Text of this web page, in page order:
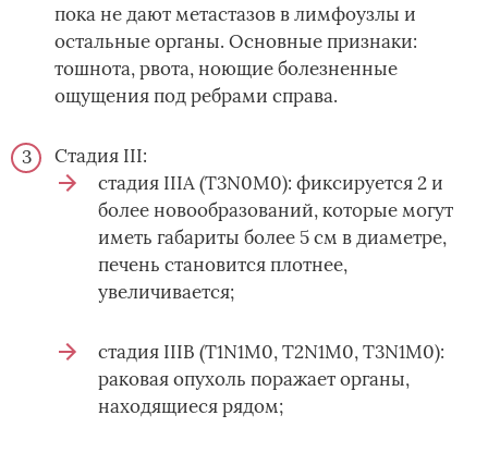
пока не дают метастазов в лимфоузлы и
остальные органы. Основные признаки:
тошнота, рвота, ноющие болезненные
ощущения под ребрами справа.
Стадия III:
стадия IIIA (T3N0M0): фиксируется 2 и
более новообразований, которые могут
иметь габариты более 5 см в диаметре,
печень становится плотнее,
увеличивается;
стадия IIIB (T1N1M0, T2N1M0, T3N1M0):
раковая опухоль поражает органы,
находящиеся рядом;